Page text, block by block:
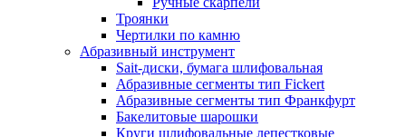
Троянки
Чертилки по камню
Абразивный инструмент
Sait-диски, бумага шлифовальная
Абразивные сегменты тип Fickert
Абразивные сегменты тип Франкфурт
Бакелитовые шарошки
Круги шлифовальные лепестковые